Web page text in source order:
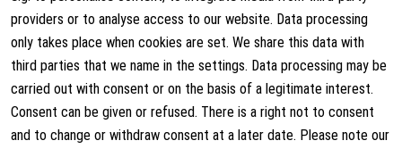
providers or to analyse access to our website. Data processing
only takes place when cookies are set. We share this data with
third parties that we name in the settings. Data processing may be
carried out with consent or on the basis of a legitimate interest.
Consent can be given or refused. There is a right not to consent
and to change or withdraw consent at a later date. Please note our
Cancellation Rights
Withdraw from contract
Privacy Policy
Contact
Shipping Information